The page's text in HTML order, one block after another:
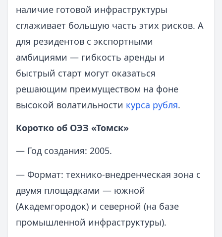
наличие готовой инфраструктуры
сглаживает большую часть этих рисков. А
для резидентов с экспортными
амбициями — гибкость аренды и
быстрый старт могут оказаться
решающим преимуществом на фоне
высокой волатильности курса рубля.
Коротко об ОЭЗ «Томск»
— Год создания: 2005.
— Формат: технико-внедренческая зона с
двумя площадками — южной
(Академгородок) и северной (на базе
промышленной инфраструктуры).